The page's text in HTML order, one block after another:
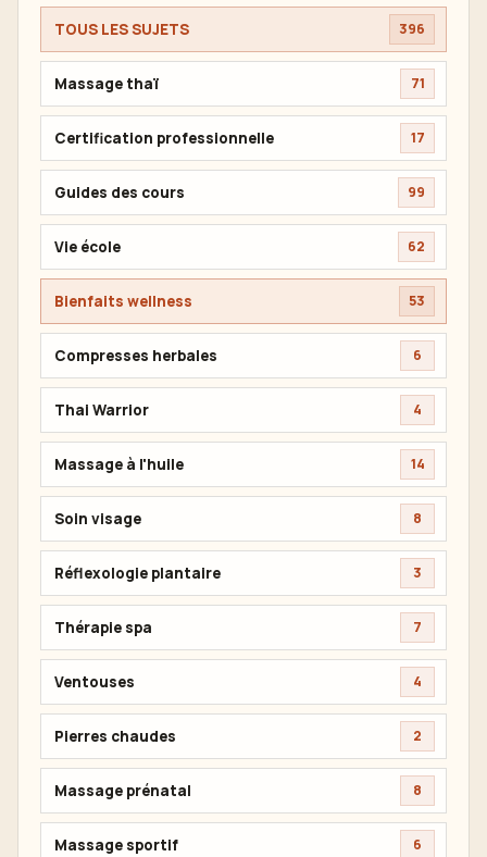
TOUS LES SUJETS 396
Massage thaï 71
Certification professionnelle 17
Guides des cours 99
Vie école 62
Bienfaits wellness 53
Compresses herbales 6
Thai Warrior 4
Massage à l'huile 14
Soin visage 8
Réflexologie plantaire 3
Thérapie spa 7
Ventouses 4
Pierres chaudes 2
Massage prénatal 8
Massage sportif 6